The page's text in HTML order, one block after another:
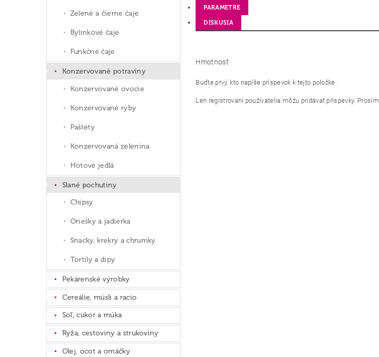
Zelené a čierne čaje
Bylinkové čaje
Funkčné čaje
Konzervované potraviny
Konzervované ovocie
Konzervované ryby
Paštéty
Konzervovaná zelenina
Hotové jedlá
Slané pochutiny
Chipsy
Oriešky a jadierka
Snacky, krekry a chrumky
Tortily a dipy
Pekárenské výrobky
Cereálie, müsli a racio
Soľ, cukor a múka
Ryža, cestoviny a strukoviny
Olej, ocot a omáčky
PARAMETRE
DISKUSIA
Hmotnosť
Buďte prvý, kto napíše príspevok k tejto položke.
Len registrovaní používatelia môžu pridávať príspevky. Prosím